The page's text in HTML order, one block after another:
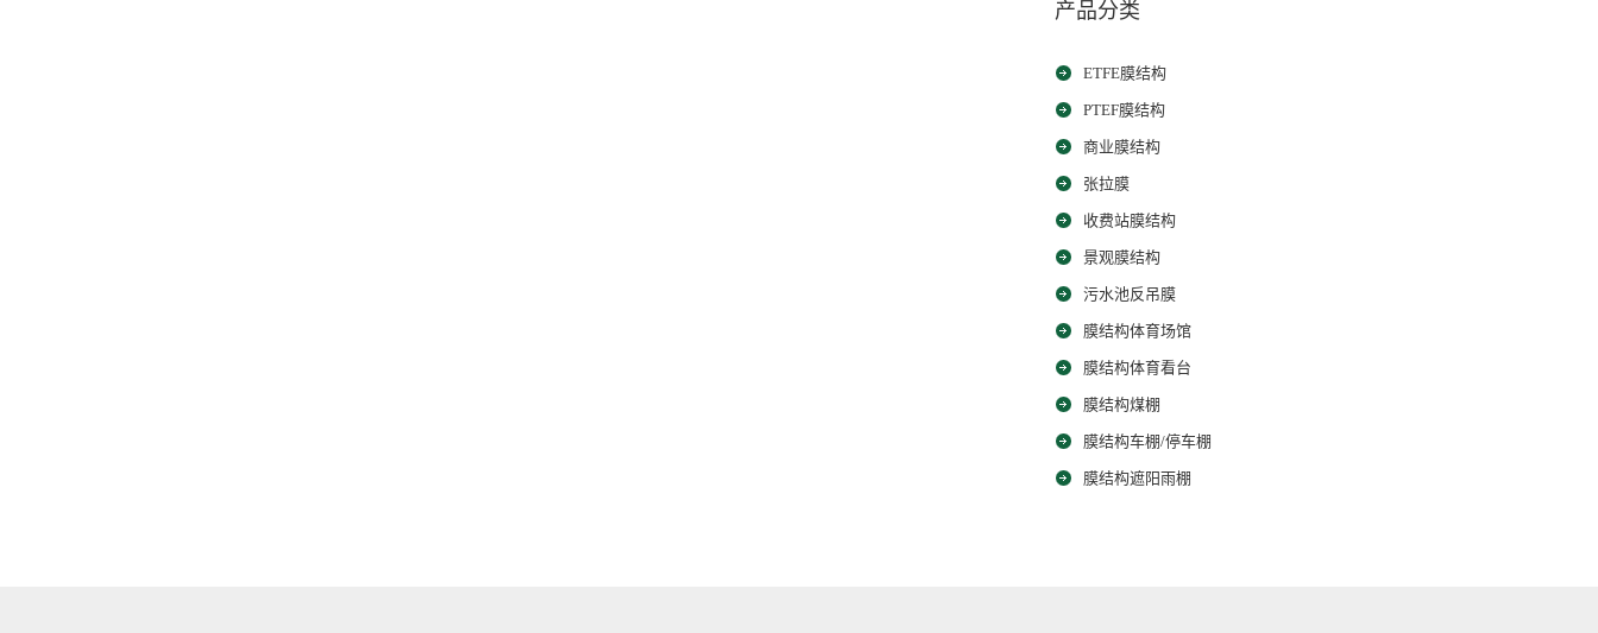
产品分类
ETFE膜结构
PTEF膜结构
商业膜结构
张拉膜
收费站膜结构
景观膜结构
污水池反吊膜
膜结构体育场馆
膜结构体育看台
膜结构煤棚
膜结构车棚/停车棚
膜结构遮阳雨棚